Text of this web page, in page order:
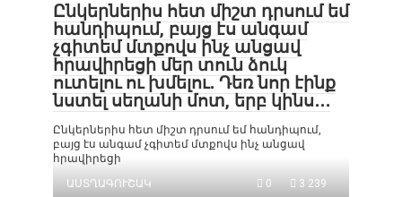
Ընկերներիս հետ միշտ դրսում եմ
հանդիպում, բայց էս անգամ
չգիտեմ մտքովս ինչ անցավ
հրավիրեցի մեր տուն ձուկ
ուտելու ու խմելու․ Դեռ նոր էինք
նստել սեղանի մոտ, երբ կինս․․․
Ընկերներիս հետ միշտ դրսում եմ հանդիպում,
բայց էս անգամ չգիտեմ մտքովս ինչ անցավ
հրավիրեցի
ԱՍՏՂԱԳՈՒՇԱԿ
0 3 239